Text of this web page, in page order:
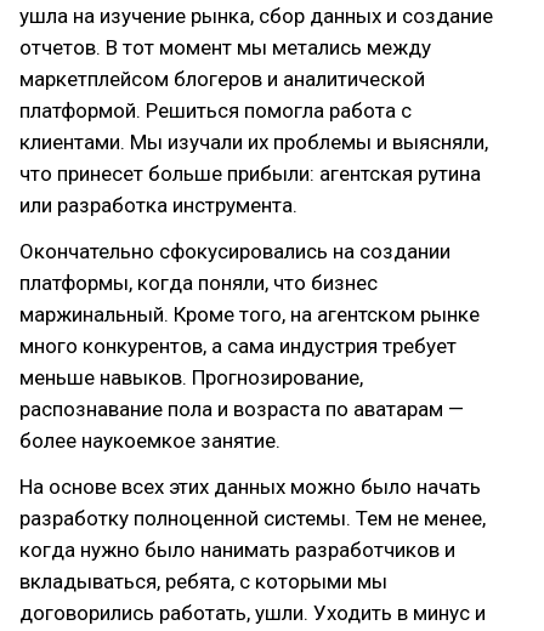
ушла на изучение рынка, сбор данных и создание
отчетов. В тот момент мы метались между
маркетплейсом блогеров и аналитической
платформой. Решиться помогла работа с
клиентами. Мы изучали их проблемы и выясняли,
что принесет больше прибыли: агентская рутина
или разработка инструмента.
Окончательно сфокусировались на создании
платформы, когда поняли, что бизнес
маржинальный. Кроме того, на агентском рынке
много конкурентов, а сама индустрия требует
меньше навыков. Прогнозирование,
распознавание пола и возраста по аватарам —
более наукоемкое занятие.
На основе всех этих данных можно было начать
разработку полноценной системы. Тем не менее,
когда нужно было нанимать разработчиков и
вкладываться, ребята, с которыми мы
договорились работать, ушли. Уходить в минус и